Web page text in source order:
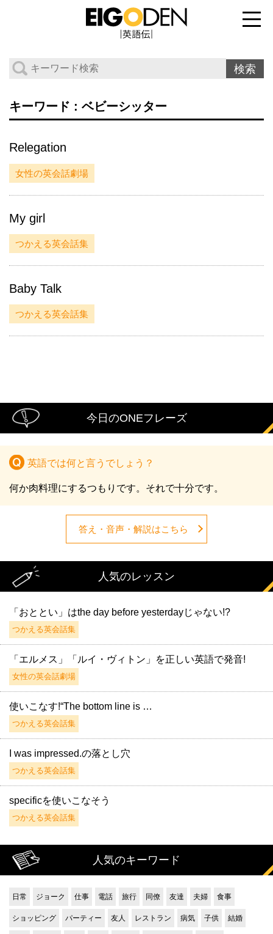
キーワード : ベビーシッター
Relegation
女性の英会話劇場
My girl
つかえる英会話集
Baby Talk
つかえる英会話集
今日のONEフレーズ
英語では何と言うでしょう？
何か肉料理にするつもりです。それで十分です。
答え・音声・解説はこちら
人気のレッスン
「おととい」はthe day before yesterdayじゃない!?
つかえる英会話集
「エルメス」「ルイ・ヴィトン」を正しい英語で発音!
女性の英会話劇場
使いこなす!“The bottom line is …
つかえる英会話集
I was impressed.の落とし穴
つかえる英会話集
specificを使いこなそう
つかえる英会話集
人気のキーワード
日常 ジョーク 仕事 電話 旅行 同僚 友達 夫婦 食事
ショッピング パーティー 友人 レストラン 病気 子供 結婚